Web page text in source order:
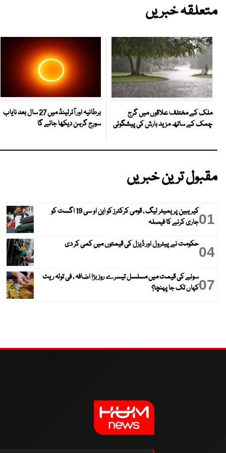
متعلقہ خبریں
ملک کے مختلف علاقوں میں گرج
چمک کے ساتھ مزید بارش کی پیشگوئی
برطانیہ اور آئرلینڈ میں 27 سال بعد نایاب
سورج گرہن دیکھا جائے گا
مقبول ترین خبریں
01
کیریبین پریمیئر لیگ ، قومی کرکٹرز کو این او سی 19 اگست کو
جاری کرنے کا فیصلہ
04حکومت نے پیٹرول اور ڈیزل کی قیمتوں میں کمی کر دی
07سونے کی قیمت میں مسلسل تیسرے روز بڑا اضافہ ، فی تولہ ریٹ
کہاں تک جا پہنچا؟